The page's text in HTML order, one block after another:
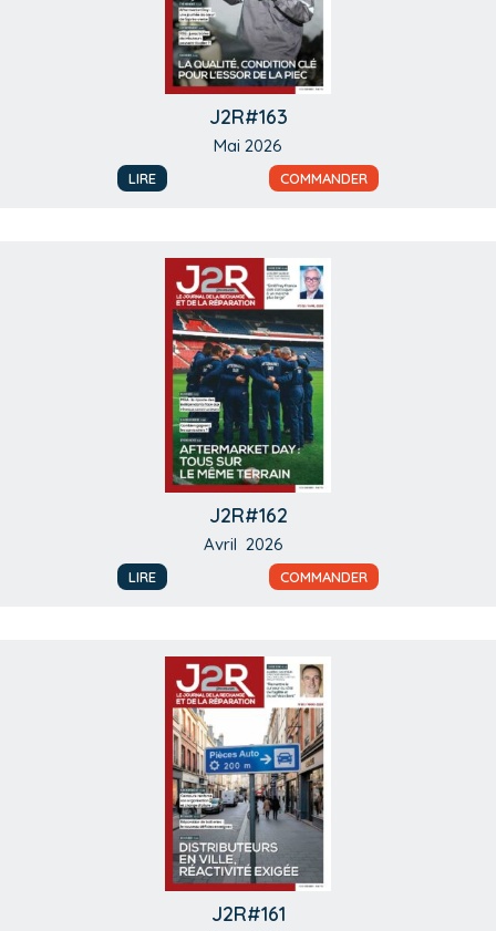
J2R#163
Mai 2026
LIRE COMMANDER
J2R#162
Avril 2026
LIRE COMMANDER
J2R#161